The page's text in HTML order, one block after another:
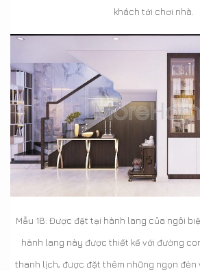
khách tới chơi nhà.
Mẫu 18: Được đặt tại hành lang của ngôi
hành lang này được thiết kế với đường
thanh lịch, được đặt thêm những ngọn đèn